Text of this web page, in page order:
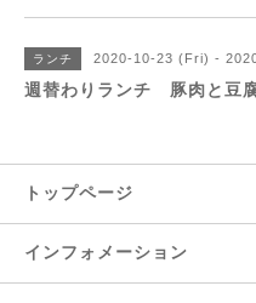
ランチ 2020-10-23 (Fri) -
週替わりランチ 豚肉と豆
トップページ
インフォメーション